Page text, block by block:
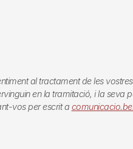
al tractament de les
en la tramitació, i la
vos per escrit a